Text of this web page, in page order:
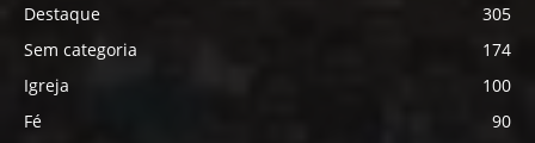
Destaque
305
Sem categoria
174
Igreja
100
Fé
90